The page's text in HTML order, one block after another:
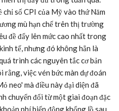
chỉ số CPI của Mỹ vào thứ Năm
mù hạn chế trên thị trường
đề đẩy lên mức cao nhất trong
tế, nhưng đó không hẳn là
trình các nguyên tắc cơ bản
việc vén bức màn dự đoán
neo' mà điều này đại diện đã
chuyển đổi từ một giai đoạn đặc
phí biến động khổng lồ sau